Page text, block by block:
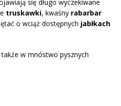
się długo wyczekiwane
truskawki, kwaśny rabarbar
o wciąż dostępnych jabłkach
w mnóstwo pysznych